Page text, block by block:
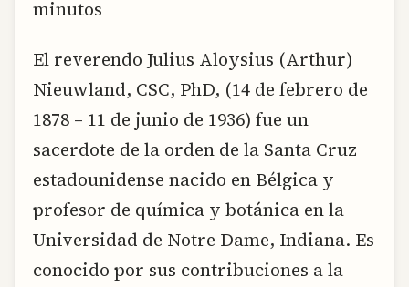
minutos
El reverendo Julius Aloysius (Arthur)
Nieuwland, CSC, PhD, (14 de febrero de
1878 – 11 de junio de 1936) fue un
sacerdote de la orden de la Santa Cruz
estadounidense nacido en Bélgica y
profesor de química y botánica en la
Universidad de Notre Dame, Indiana. Es
conocido por sus contribuciones a la